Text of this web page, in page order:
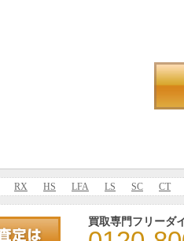
RX HS LFA LS SC CT
買取専門フリーダ